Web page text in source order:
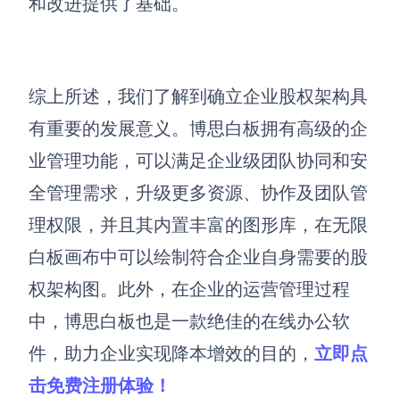
综上所述，我们了解到确立企业股权架构具
有重要的发展意义。博思白板拥有高级的企
业管理功能，可以满足企业级团队协同和安
全管理需求，升级更多资源、协作及团队管
理权限，并且其内置丰富的图形库，在无限
白板画布中可以绘制符合企业自身需要的股
权架构图。此外，在企业的运营管理过程
中，博思白板也是一款绝佳的在线办公软
件，助力企业实现降本增效的目的 ， 立即点
击免费注册体验！